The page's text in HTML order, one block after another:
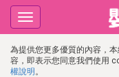
為提供您更多優質的內容，
容，即表示您同意我們使用
權說明 。
Toggle
navigation